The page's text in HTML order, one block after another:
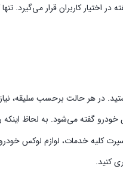
کاربران قرار می‌گیرد.
در هر حالت برحسب سلیقه، نیاز
خودرو گفته می‌شود. به لحاظ
کلیه خدمات، لوازم لوکس
کنید.